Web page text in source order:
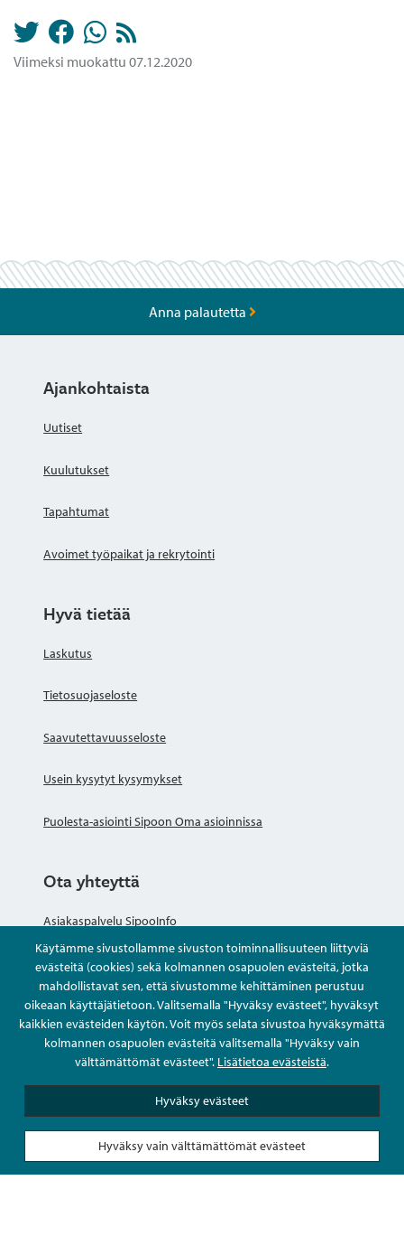
Viimeksi muokattu 07.12.2020
Käytämme sivustollamme sivuston toiminnallisuuteen liittyviä
evästeitä (cookies) sekä kolmannen osapuolen evästeitä, jotka
mahdollistavat sen, että sivustomme kehittäminen perustuu
oikeaan käyttäjätietoon. Valitsemalla "Hyväksy evästeet", hyväksyt
kaikkien evästeiden käytön. Voit myös selata sivustoa hyväksymättä
kolmannen osapuolen evästeitä valitsemalla "Hyväksy vain
välttämättömät evästeet". Lisätietoa evästeistä.
Hyväksy evästeet
Hyväksy vain välttämättömät evästeet
Anna palautetta
Ajankohtaista
Uutiset
Kuulutukset
Tapahtumat
Avoimet työpaikat ja rekrytointi
Hyvä tietää
Laskutus
Tietosuojaseloste
Saavutettavuusseloste
Usein kysytyt kysymykset
Puolesta-asiointi Sipoon Oma asioinnissa
Ota yhteyttä
Asiakaspalvelu SipooInfo
Anna palautetta nimettömästi
Kysy tai asioi
Yhteystiedot